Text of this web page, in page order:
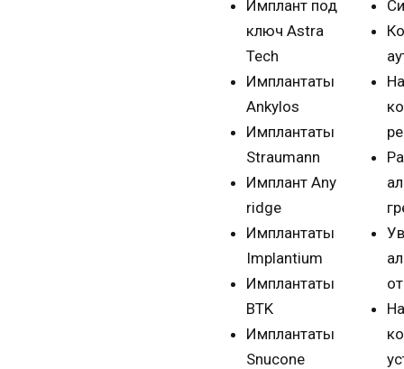
Имплант под
ключ Astra
Tech
Имплантаты
Ankylos
Имплантаты
Straumann
Имплант Any
ridge
Имплантаты
Implantium
Имплантаты
BTK
Имплантаты
Snucone